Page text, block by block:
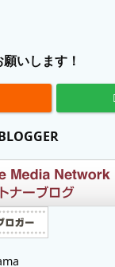
いします！